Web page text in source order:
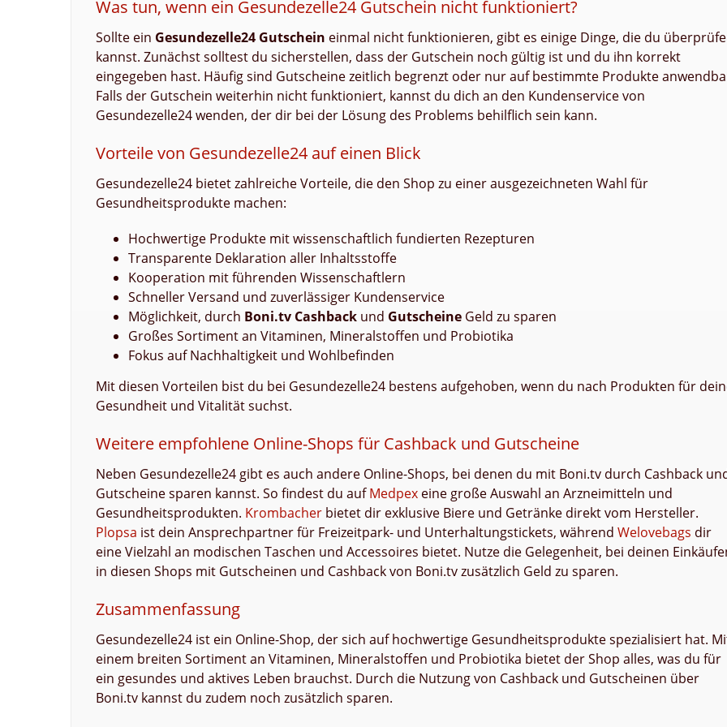
Was tun, wenn ein Gesundezelle24 Gutschein nicht funktioniert?
Sollte ein Gesundezelle24 Gutschein einmal nicht funktionieren, gibt es einige Dinge, die du
kannst. Zunächst solltest du sicherstellen, dass der Gutschein noch gültig ist und du ihn korrekt
eingegeben hast. Häufig sind Gutscheine zeitlich begrenzt oder nur auf bestimmte Produkte
Falls der Gutschein weiterhin nicht funktioniert, kannst du dich an den Kundenservice von
Gesundezelle24 wenden, der dir bei der Lösung des Problems behilflich sein kann.
Vorteile von Gesundezelle24 auf einen Blick
Gesundezelle24 bietet zahlreiche Vorteile, die den Shop zu einer ausgezeichneten Wahl für
Gesundheitsprodukte machen:
Hochwertige Produkte mit wissenschaftlich fundierten Rezepturen
Transparente Deklaration aller Inhaltsstoffe
Kooperation mit führenden Wissenschaftlern
Schneller Versand und zuverlässiger Kundenservice
Möglichkeit, durch Boni.tv Cashback und Gutscheine Geld zu sparen
Großes Sortiment an Vitaminen, Mineralstoffen und Probiotika
Fokus auf Nachhaltigkeit und Wohlbefinden
Mit diesen Vorteilen bist du bei Gesundezelle24 bestens aufgehoben, wenn du nach Produkten für
Gesundheit und Vitalität suchst.
Weitere empfohlene Online-Shops für Cashback und Gutscheine
Neben Gesundezelle24 gibt es auch andere Online-Shops, bei denen du mit Boni.tv durch Cashback
Gutscheine sparen kannst. So findest du aufMedpex eine große Auswahl an Arzneimitteln und
Gesundheitsprodukten. Krombacher bietet dir exklusive Biere und Getränke direkt vom Hersteller.
Plopsa ist dein Ansprechpartner für Freizeitpark- und Unterhaltungstickets, während Welovebags dir
eine Vielzahl an modischen Taschen und Accessoires bietet. Nutze die Gelegenheit, bei deinen
in diesen Shops mit Gutscheinen und Cashback von Boni.tv zusätzlich Geld zu sparen.
Zusammenfassung
Gesundezelle24 ist ein Online-Shop, der sich auf hochwertige Gesundheitsprodukte spezialisiert hat.
einem breiten Sortiment an Vitaminen, Mineralstoffen und Probiotika bietet der Shop alles, was du für
ein gesundes und aktives Leben brauchst. Durch die Nutzung von Cashback und Gutscheinen über
Boni.tv kannst du zudem noch zusätzlich sparen.